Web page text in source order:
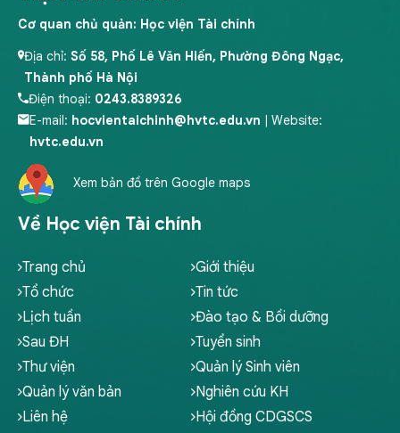
Về Học viện Tài chính
Trang chủ
Giới thiệu
Tổ chức
Tin tức
Lịch tuần
Đào tạo & Bồi dưỡng
Sau ĐH
Tuyển sinh
Thư viện
Quản lý Sinh viên
Quản lý văn bản
Nghiên cứu KH
Liên hệ
Hội đồng CDGSCS
Cơ quan chủ quản: Học viện Tài chính
Địa chỉ: Số 58, Phố Lê Văn Hiến, Phường Đông Ngạc,
Thành phố Hà Nội
Điện thoại: 0243.8389326
E-mail: hocvientaichinh@hvtc.edu.vn
| Website:
hvtc.edu.vn
Xem bản đồ trên Google maps